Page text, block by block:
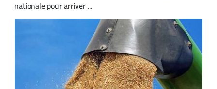
nationale pour arriver ...